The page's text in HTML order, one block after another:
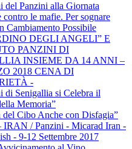
del Panzini alla Giornata
contro le mafie. Per sognare
Cambiamento Possibile
DEGLI ANGELI” E
PANZINI DI
INSIEME DA 14 ANNI –
2018 CENA DI
-
di Senigallia si Celebra il
Memoria”
del Cibo Anche con Disfagia”
/ Panzini - Micarad Iran -
- 9-12 Settembre 2017